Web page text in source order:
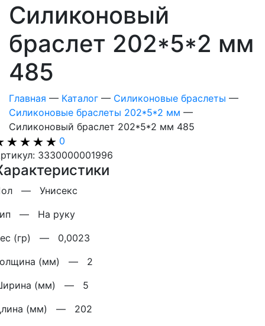
Силиконовый
браслет 202*5*2 мм
485
Главная — Каталог — Силиконовые браслеты —
Силиконовые браслеты 202*5*2 мм —
Силиконовый браслет 202*5*2 мм 485
0
3330000001996
— Унисекс
— На руку
(гр) — 0,0023
(мм) — 2
(мм) — 5
(мм) — 202